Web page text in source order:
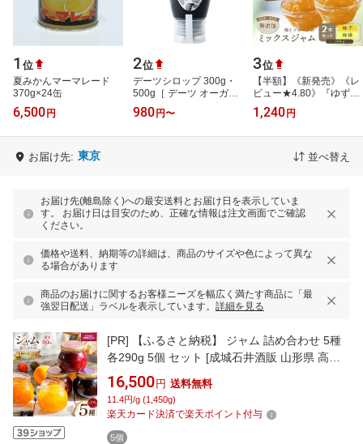
1 位
夏みかんマーマレード
370g×24缶
6,500 円
2位
デーツシロップ 300g・
500g［ デーツ オーガニ
ック 有機 低糖質 食物繊
維 ミネラル ベジタリア
980 円〜
3位
【半額】《新発売》《レ
ビュー★4.80》『ゆず』
『レモン』梅とフルーツ
のミックスジャム2種セ
1,240 円
お届け先: 東京 並べ替え
お届け先(離島除く)への最安送料とお届け日を表示していま
す。 お届け日は目安のため、正確な情報は注文画面でご確認
ください。
価格や送料、納期等の詳細は、商品のサイズや色によって異な
る場合があります
商品のお届けに関するお客様ニーズを幅広く満たす商品に「最
強翌日配送」ラベルを表示しています。 詳細を見る
[PR]
【ふるさと納税】 ジャム 詰め合わせ 5種
各290g 5個 セット [成城石井酒販 山形県 高畠
町 tk06ayt090000] ふるさと納税 成城石井 いち
ごジャム マーマレード ブルーベリージャム ス
トロベリー ラズベリー ブルーベリー アプリコ
16,500 円 送料無料
11.4円/g (1,450g)
楽天カード決済で楽天ポイント付与
5個